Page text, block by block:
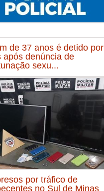
de 37 anos é detido por
após denúncia de
sexu...
por tráfico de
no Sul de Minas